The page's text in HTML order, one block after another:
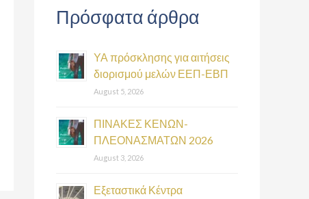
c
f
o
Πρόσφατα άρθρα
ΥΑ πρόσκλησης για αιτήσεις
διορισμού μελών ΕΕΠ-ΕΒΠ
August 5, 2026
ΠΙΝΑΚΕΣ ΚΕΝΩΝ-
ΠΛΕΟΝΑΣΜΑΤΩΝ 2026
August 3, 2026
Εξεταστικά Κέντρα